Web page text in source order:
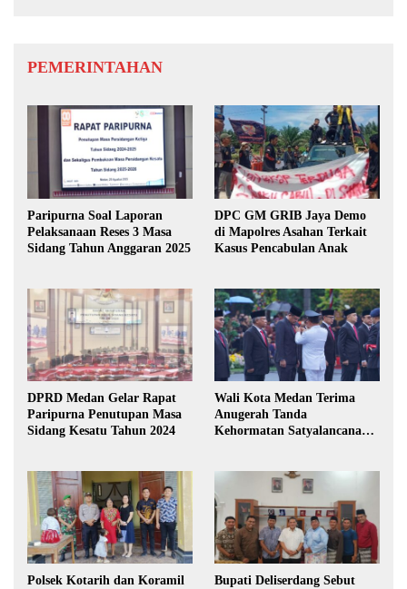
PEMERINTAHAN
Paripurna Soal Laporan
Pelaksanaan Reses 3 Masa
Sidang Tahun Anggaran 2025
DPC GM GRIB Jaya Demo
di Mapolres Asahan Terkait
Kasus Pencabulan Anak
DPRD Medan Gelar Rapat
Paripurna Penutupan Masa
Sidang Kesatu Tahun 2024
Wali Kota Medan Terima
Anugerah Tanda
Kehormatan Satyalancana
Polsek Kotarih dan Koramil
Bupati Deliserdang Sebut